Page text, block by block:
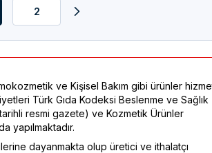
2
ve Kişisel Bakım gibi ürünler
Türk Gıda Kodeksi Beslenme ve Sağlık
resmi gazete) ve Kozmetik Ürünler
yapılmaktadır.
dayanmakta olup üretici ve ithalatçı